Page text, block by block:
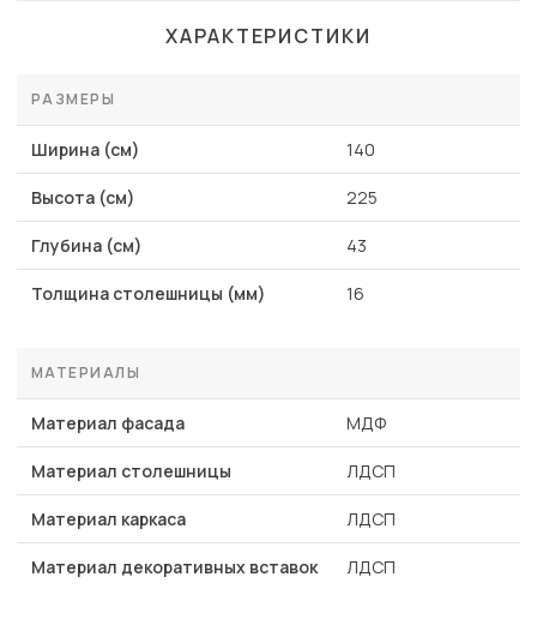
ХАРАКТЕРИСТИКИ
РАЗМЕРЫ
Ширина (см) 140
Высота (см) 225
Глубина (см) 43
Толщина столешницы (мм) 16
МАТЕРИАЛЫ
Материал фасада МДФ
Материал столешницы ЛДСП
Материал каркаса ЛДСП
Материал декоративных вставок ЛДСП